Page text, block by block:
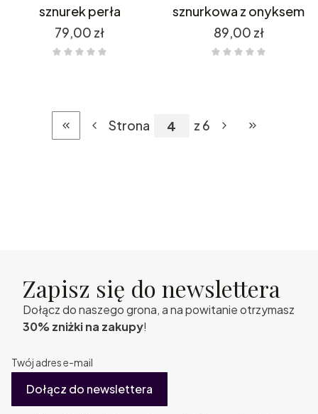
sznurek perła
Cena
79,00 zł
sznurkowa z onyksem
Cena
89,00 zł
Wróć do pierwszej strony z produktami
Strona z 6 Przejdź do
Zapisz się do newslettera
Dołącz do naszego grona, a na powitanie otrzymasz
30% zniżki na zakupy!
Twój adres e-mail
Dołącz do newslettera